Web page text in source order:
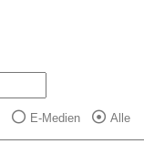
E-Medien Alle